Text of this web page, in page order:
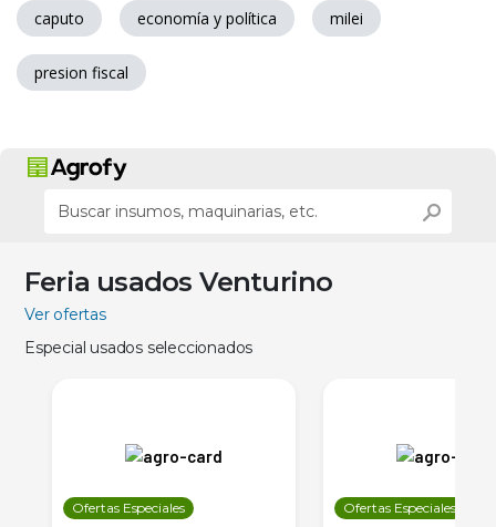
caputo economía y política milei
presion fiscal
Feria usados Venturino
Ver ofertas
Especial usados seleccionados
Ofertas Especiales Ofertas Especiales